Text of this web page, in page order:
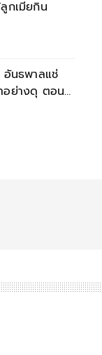
ลูกเมียกิน
อันธพาลแช่
อย่างดุ ตอน